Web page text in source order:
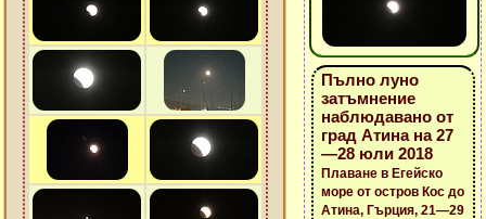
Пълно луно
затъмнение
наблюдавано от
град Атина на 27
—28 юли 2018
Плаване в Егейско
море от остров Кос до
Атина, Гърция, 21—29